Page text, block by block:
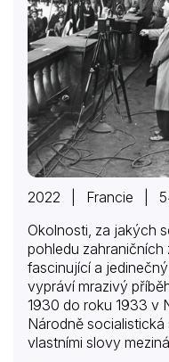
2022 | Francie |
Okolnosti, za jakých
pohledu
fascinující a
vypráví mrazivý
1930 do roku 1933 v
Národně
vlastními slovy